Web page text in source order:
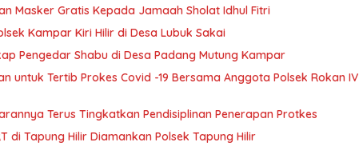
Masker Gratis Kepada Jamaah Sholat Idhul Fitri
Kampar Kiri Hilir di Desa Lubuk Sakai
Pengedar Shabu di Desa Padang Mutung Kampar
untuk Tertib Prokes Covid -19 Bersama Anggota Polsek Rokan IV
Terus Tingkatkan Pendisiplinan Penerapan Protkes
di Tapung Hilir Diamankan Polsek Tapung Hilir